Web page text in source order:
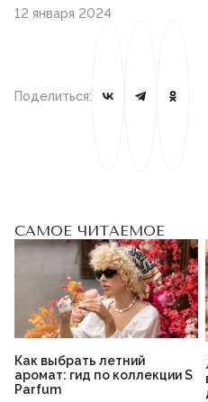
12 января 2024
Поделиться:
САМОЕ ЧИТАЕМОЕ
Как выбрать летний
аромат: гид по коллекции S
Parfum